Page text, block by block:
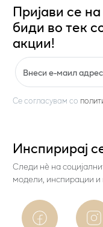
Пријави се
биди во тек
акции!
Се согласувам со
Инспирирај
Следи нѐ на
модели, инспирации